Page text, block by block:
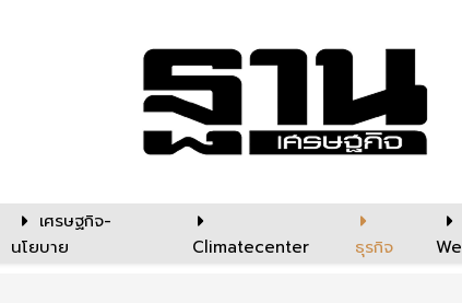
เศรษฐกิจ-
นโยบาย
Climatecenter ธุรกิจ